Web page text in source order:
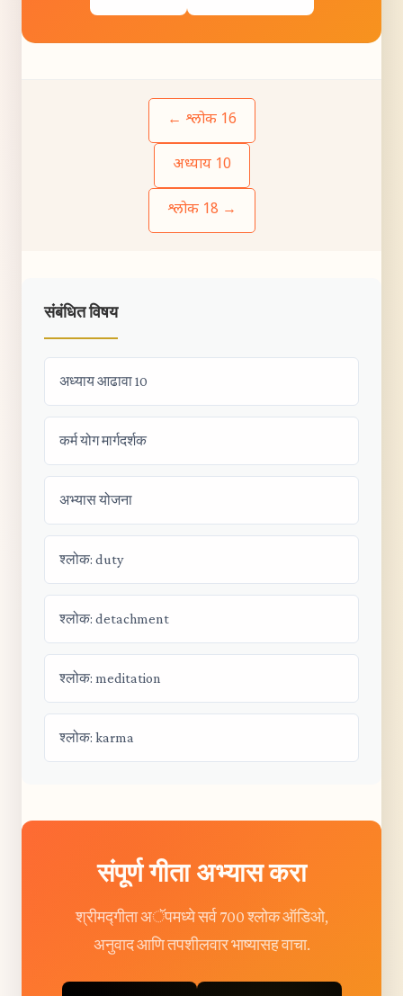
← श्लोक 16
अध्याय 10
श्लोक 18 →
संबंधित विषय
अध्याय आढावा 10
कर्म योग मार्गदर्शक
अभ्यास योजना
श्लोक: duty
श्लोक: detachment
श्लोक: meditation
श्लोक: karma
संपूर्ण गीता अभ्यास करा
श्रीमद्गीता अॅपमध्ये सर्व 700 श्लोक ऑडिओ,
अनुवाद आणि तपशीलवार भाष्यासह वाचा.